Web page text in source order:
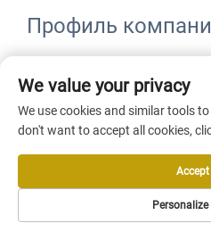
Профиль
We value your privacy
We use cookies and similar tools
don't want to accept all cookies,
Accept